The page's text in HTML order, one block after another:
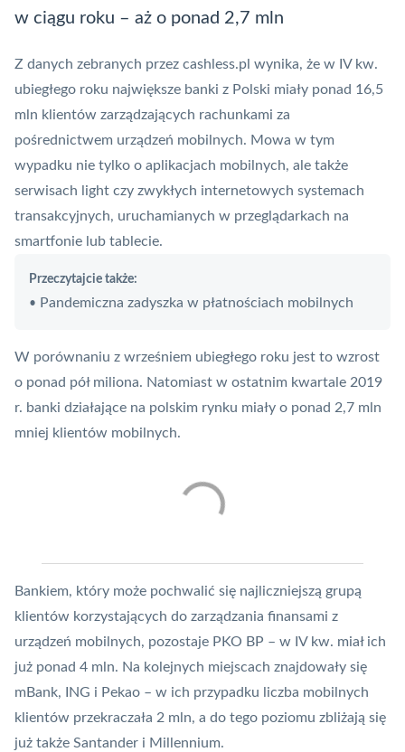
w ciągu roku – aż o ponad 2,7 mln
Z danych zebranych przez cashless.pl wynika, że w IV kw.
ubiegłego roku największe banki z Polski miały ponad 16,5
mln klientów zarządzających rachunkami za
pośrednictwem urządzeń mobilnych. Mowa w tym
wypadku nie tylko o aplikacjach mobilnych, ale także
serwisach light czy zwykłych internetowych systemach
transakcyjnych, uruchamianych w przeglądarkach na
smartfonie lub tablecie.
Przeczytajcie także:
• Pandemiczna zadyszka w płatnościach mobilnych
W porównaniu z wrześniem ubiegłego roku jest to wzrost
o ponad pół miliona. Natomiast w ostatnim kwartale 2019
r. banki działające na polskim rynku miały o ponad 2,7 mln
mniej klientów mobilnych.
Bankiem, który może pochwalić się najliczniejszą grupą
klientów korzystających do zarządzania finansami z
urządzeń mobilnych, pozostaje PKO BP – w IV kw. miał ich
już ponad 4 mln. Na kolejnych miejscach znajdowały się
mBank, ING i Pekao – w ich przypadku liczba mobilnych
klientów przekraczała 2 mln, a do tego poziomu zbliżają się
już także Santander i Millennium.